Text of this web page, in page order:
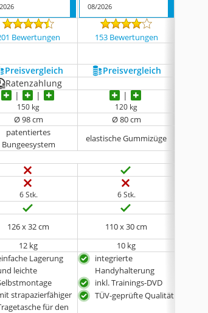
08/2026
Bewertungen 153 Bewertungen
Preis­vergleich Preis­vergleich
Ratenzahlung
150 kg 120 kg
Ø 98 cm
Ø 80 cm
patentiertes
Bungeesystem
elastische Gummizüge
6 Stk. 6 Stk.
126 x 32 cm 110 x 30 cm
12 kg 10 kg
Lagerung
leichte
strapazierfähiger
für den
integrierte
Handyhalterung
inkl. Trainings-DVD
TÜV-geprüfte Qualität